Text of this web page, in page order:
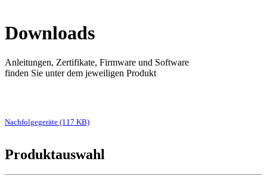
Downloads
Anleitungen, Zertifikate, Firmware und Software
finden Sie unter dem jeweiligen Produkt
Nachfolgegeräte (117 KB)
Produktauswahl